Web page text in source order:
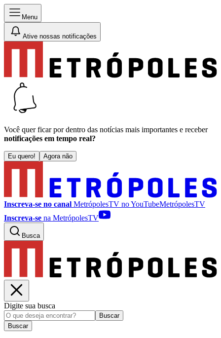
Menu
Ative nossas notificações
Você quer ficar por dentro das notícias mais importantes e receber
notificações em tempo real?
Eu quero! Agora não
Inscreva-se no canal MetrópolesTV noYouTubeMetrópolesTV
Inscreva-se na MetrópolesTV
Busca
Digite sua busca
Buscar
Buscar